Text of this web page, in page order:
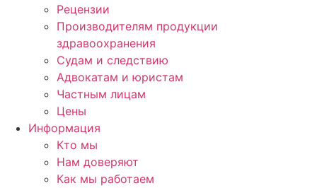
Рецензии
Производителям продукции
здравоохранения
Судам и следствию
Адвокатам и юристам
Частным лицам
Цены
Информация
Кто мы
Нам доверяют
Как мы работаем